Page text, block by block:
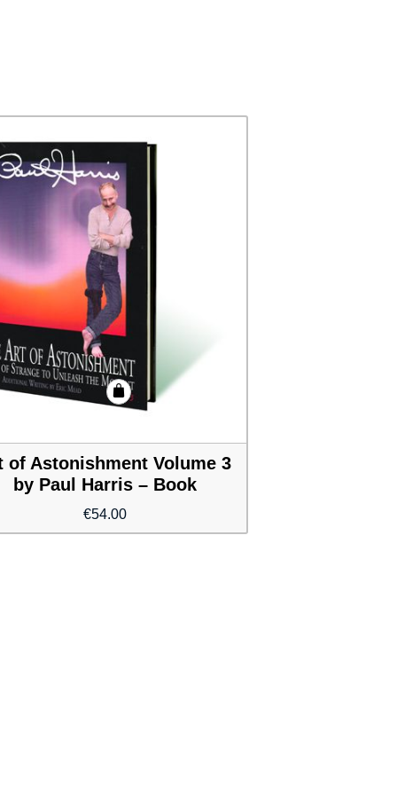
of Astonishment Volume 3
by Paul Harris – Book
€54.00